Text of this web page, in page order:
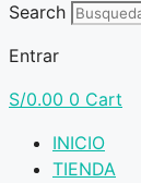
Search
Entrar
S/0.00 0 Cart
INICIO
TIENDA